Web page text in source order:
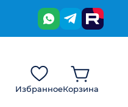
ИзбранноеКорзина